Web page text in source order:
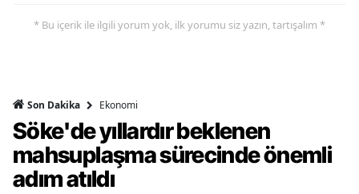
* Bu içerik ile ilgili yorum yok, ilk yorumu siz yazın, tartışalım *
Son Dakika Ekonomi
Söke'de yıllardır beklenen
mahsuplaşma sürecinde önemli
adım atıldı